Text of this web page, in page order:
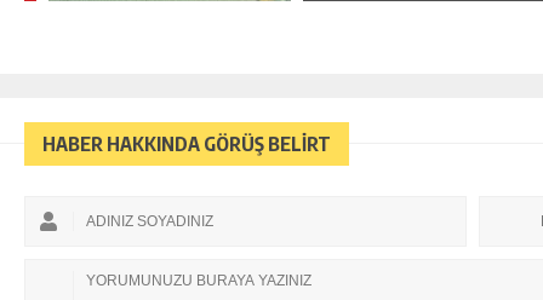
HABER HAKKINDA GÖRÜŞ BELİRT